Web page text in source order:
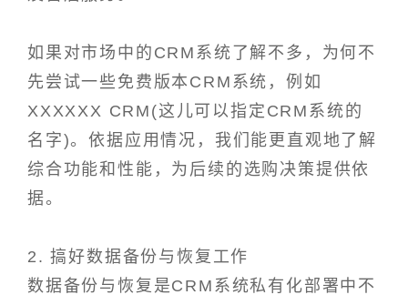
如果对市场中的CRM系统了解不多，为何不
先尝试一些免费版本CRM系统，例如
XXXXXX CRM(这儿可以指定CRM系统的
名字)。依据应用情况，我们能更直观地了解
综合功能和性能，为后续的选购决策提供依
据。
2. 搞好数据备份与恢复工作
数据备份与恢复是CRM系统私有化部署中不